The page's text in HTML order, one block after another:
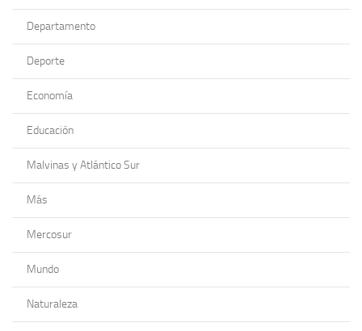
Departamento
Deporte
Economía
Educación
Malvinas y Atlántico Sur
Más
Mercosur
Mundo
Naturaleza